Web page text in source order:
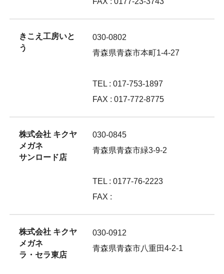
きこえ工房いと
う
030-0802
青森県青森市本町1-4-27
TEL : 017-753-1897
FAX : 017-772-8775
株式会社 キクヤ
メガネ
サンロード店
030-0845
青森県青森市緑3-9-2
TEL : 0177-76-2223
FAX :
株式会社 キクヤ
メガネ
ラ・セラ東店
030-0912
青森県青森市八重田4-2-1